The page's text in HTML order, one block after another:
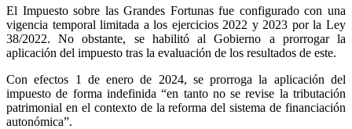
El Impuesto sobre las Grandes Fortunas fue configurado con una
vigencia temporal limitada a los ejercicios 2022 y 2023 por la Ley
38/2022. No obstante, se habilitó al Gobierno a prorrogar la
aplicación del impuesto tras la evaluación de los resultados de este.
Con efectos 1 de enero de 2024, se prorroga la aplicación del
impuesto de forma indefinida “en tanto no se revise la tributación
patrimonial en el contexto de la reforma del sistema de financiación
autonómica”.